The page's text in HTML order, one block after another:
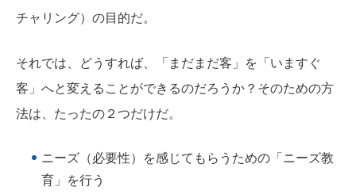
チャリング）の目的だ。
それでは、どうすれば、「まだまだ客」を「いますぐ
客」へと変えることができるのだろうか？そのための方
法は、たったの２つだけだ。
ニーズ（必要性）を感じてもらうための「ニーズ教
育」を行う